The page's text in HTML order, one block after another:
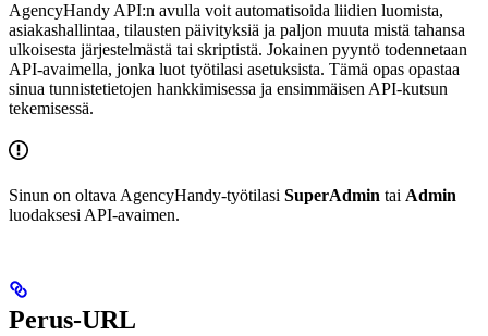
AgencyHandy API:n avulla voit automatisoida liidien luomista,
asiakashallintaa, tilausten päivityksiä ja paljon muuta mistä tahansa
ulkoisesta järjestelmästä tai skriptistä. Jokainen pyyntö todennetaan
API-avaimella, jonka luot työtilasi asetuksista. Tämä opas opastaa
sinua tunnistetietojen hankkimisessa ja ensimmäisen API-kutsun
tekemisessä.
Sinun on oltava AgencyHandy-työtilasi SuperAdmin tai Admin
luodaksesi API-avaimen.
Perus-URL